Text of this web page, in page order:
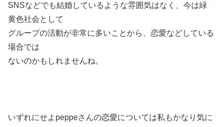
SNSなどでも結婚しているような雰囲気はなく、今は緑
黄色社会として
グループの活動が非常に多いことから、恋愛などしている
場合では
ないのかもしれませんね。
いずれにせよpeppeさんの恋愛については私もかなり気に